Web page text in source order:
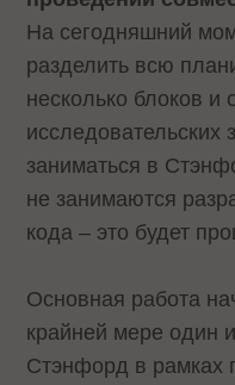
На сегодняшний
разделить всю
несколько блоков и
заниматься в
не занимаются
кода – это будет
Основная работа
крайней мере один
Стэнфорд в рамках